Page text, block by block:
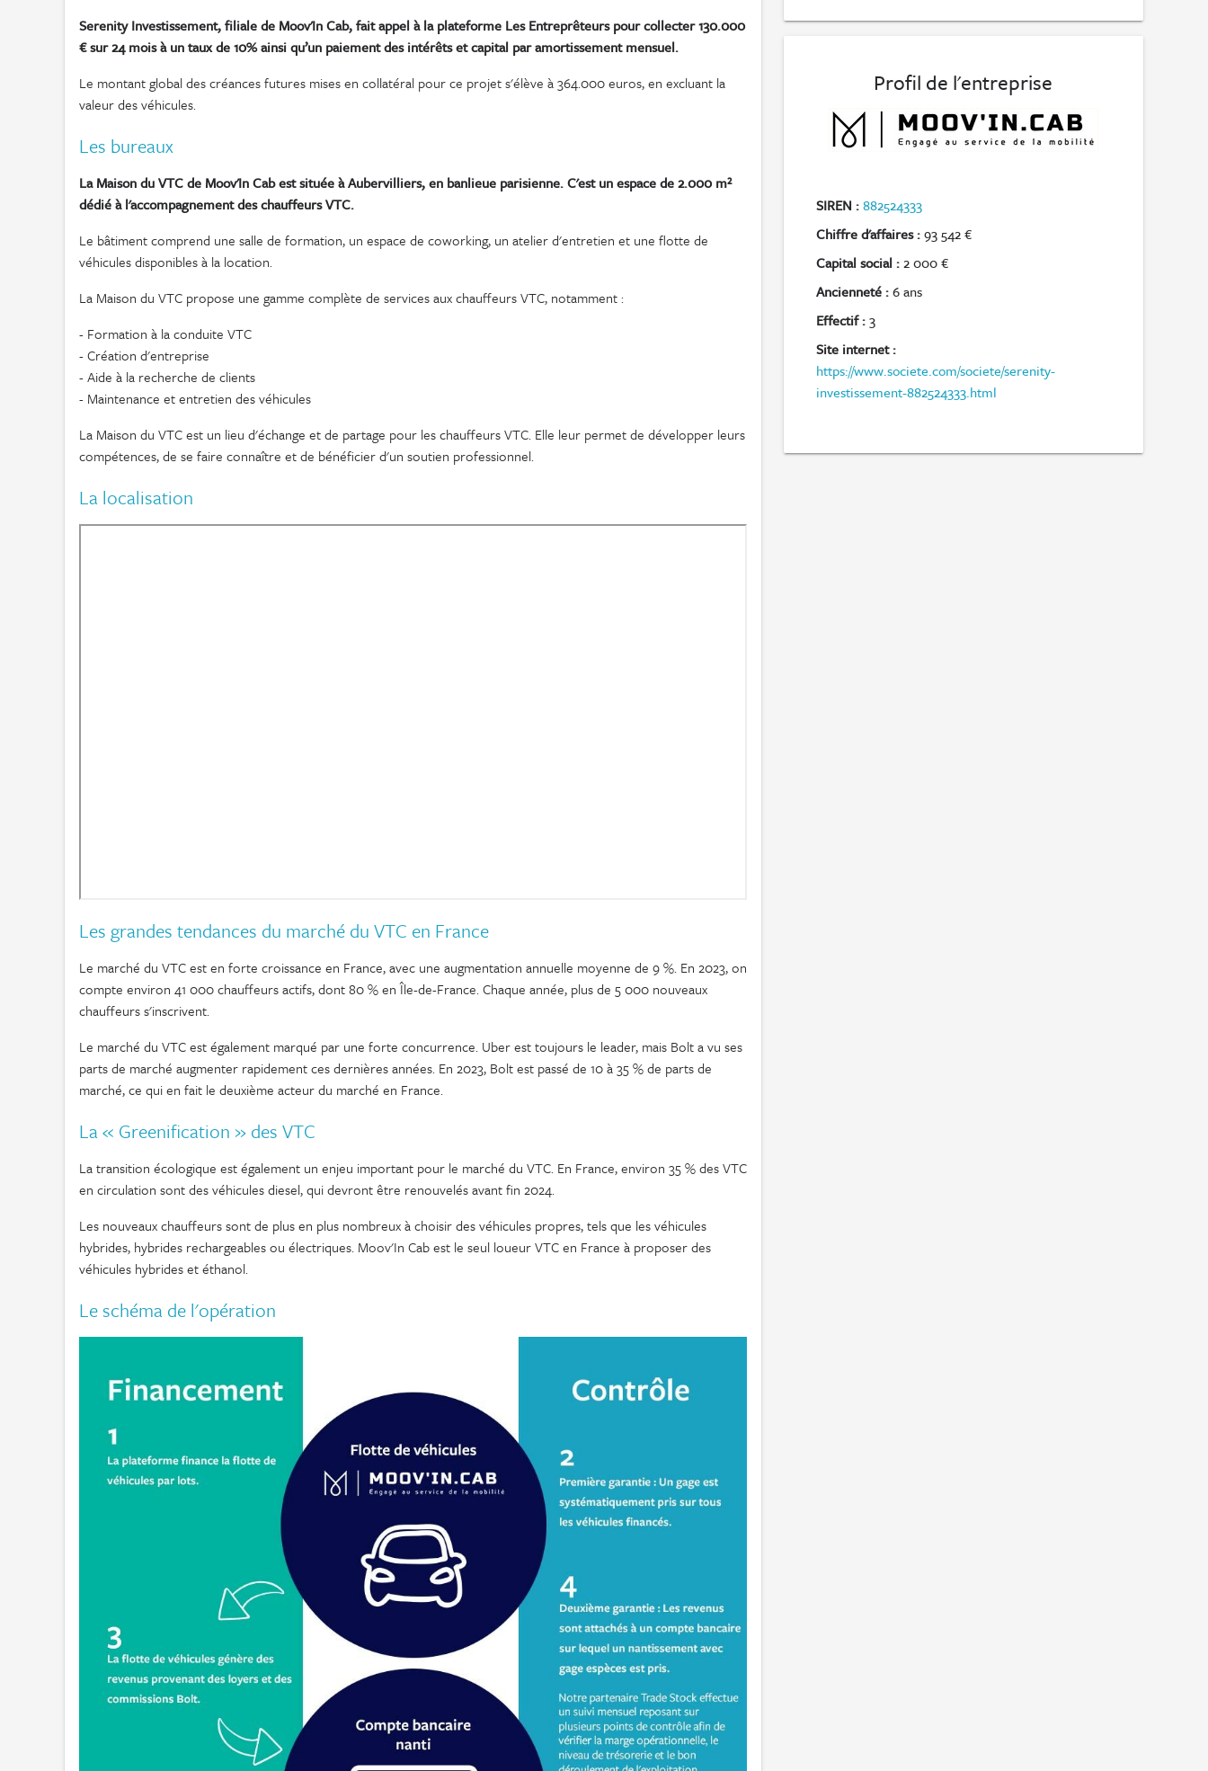
Serenity Investissement, filiale de Moov'In Cab, fait appel à la plateforme Les Entreprêteurs pour collecter 130.000
€ sur 24 mois à un taux de 10% ainsi qu’un paiement des intérêts et capital par amortissement mensuel.
Le montant global des créances futures mises en collatéral pour ce projet s'élève à 364.000 euros, en excluant la
valeur des véhicules.
Les bureaux
La Maison du VTC de Moov'In Cab est située à Aubervilliers, en banlieue parisienne. C'est un espace de 2.000 m²
dédié à l'accompagnement des chauffeurs VTC.
Le bâtiment comprend une salle de formation, un espace de coworking, un atelier d'entretien et une flotte de
véhicules disponibles à la location.
La Maison du VTC propose une gamme complète de services aux chauffeurs VTC, notamment :
- Formation à la conduite VTC
- Création d'entreprise
- Aide à la recherche de clients
- Maintenance et entretien des véhicules
La Maison du VTC est un lieu d'échange et de partage pour les chauffeurs VTC. Elle leur permet de développer leurs
compétences, de se faire connaître et de bénéficier d'un soutien professionnel.
La localisation
Les grandes tendances du marché du VTC en France
Le marché du VTC est en forte croissance en France, avec une augmentation annuelle moyenne de 9 %. En 2023, on
compte environ 41 000 chauffeurs actifs, dont 80 % en Île-de-France. Chaque année, plus de 5 000 nouveaux
chauffeurs s'inscrivent.
Le marché du VTC est également marqué par une forte concurrence. Uber est toujours le leader, mais Bolt a vu ses
parts de marché augmenter rapidement ces dernières années. En 2023, Bolt est passé de 10 à 35 % de parts de
marché, ce qui en fait le deuxième acteur du marché en France.
La « Greenification » des VTC
La transition écologique est également un enjeu important pour le marché du VTC. En France, environ 35 % des VTC
en circulation sont des véhicules diesel, qui devront être renouvelés avant fin 2024.
Les nouveaux chauffeurs sont de plus en plus nombreux à choisir des véhicules propres, tels que les véhicules
hybrides, hybrides rechargeables ou électriques. Moov'In Cab est le seul loueur VTC en France à proposer des
véhicules hybrides et éthanol.
Le schéma de l'opération
Profil de l'entreprise
SIREN :882524333
Chiffre d'affaires :93 542 €
Capital social :2 000 €
Ancienneté :6 ans
Effectif :3
Site internet :
https://www.societe.com/societe/serenity-
investissement-882524333.html